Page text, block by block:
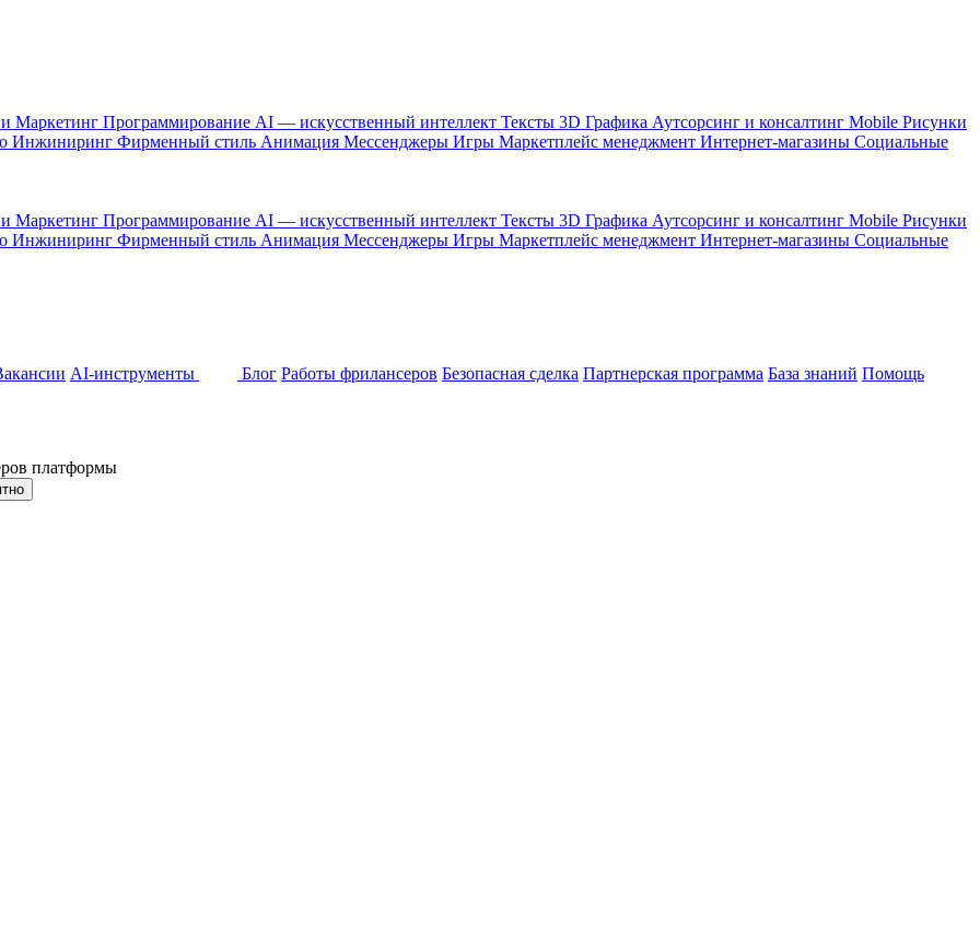
Маркетинг Программирование AI — искусственный интеллект Тексты 3D Графика Аутсорсинг и консалтинг Mobile Рисунки
Инжиниринг Фирменный стиль Анимация Мессенджеры Игры Маркетплейс менеджмент Интернет-магазины Социальные
Маркетинг Программирование AI — искусственный интеллект Тексты 3D Графика Аутсорсинг и консалтинг Mobile Рисунки
Инжиниринг Фирменный стиль Анимация Мессенджеры Игры Маркетплейс менеджмент Интернет-магазины Социальные
AI-инструменты Блог Работы фрилансеров Безопасная сделка Партнерская программа База знаний Помощь
платформы